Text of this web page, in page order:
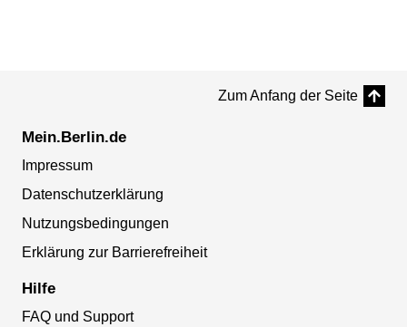
Zum Anfang der Seite
Mein.Berlin.de
Impressum
Datenschutzerklärung
Nutzungsbedingungen
Erklärung zur Barrierefreiheit
Hilfe
FAQ und Support